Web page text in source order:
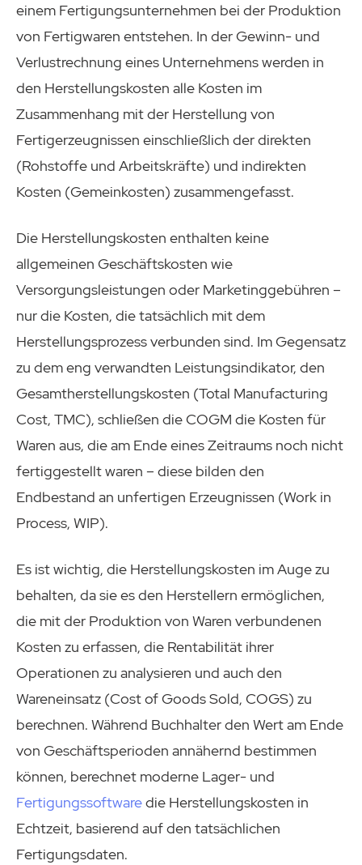
einem Fertigungsunternehmen bei der Produktion
von Fertigwaren entstehen. In der Gewinn- und
Verlustrechnung eines Unternehmens werden in
den Herstellungskosten alle Kosten im
Zusammenhang mit der Herstellung von
Fertigerzeugnissen einschließlich der direkten
(Rohstoffe und Arbeitskräfte) und indirekten
Kosten (Gemeinkosten) zusammengefasst.
Die Herstellungskosten enthalten keine
allgemeinen Geschäftskosten wie
Versorgungsleistungen oder Marketinggebühren –
nur die Kosten, die tatsächlich mit dem
Herstellungsprozess verbunden sind. Im Gegensatz
zu dem eng verwandten Leistungsindikator, den
Gesamtherstellungskosten (Total Manufacturing
Cost, TMC), schließen die COGM die Kosten für
Waren aus, die am Ende eines Zeitraums noch nicht
fertiggestellt waren – diese bilden den
Endbestand an unfertigen Erzeugnissen (Work in
Process, WIP).
Es ist wichtig, die Herstellungskosten im Auge zu
behalten, da sie es den Herstellern ermöglichen,
die mit der Produktion von Waren verbundenen
Kosten zu erfassen, die Rentabilität ihrer
Operationen zu analysieren und auch den
Wareneinsatz (Cost of Goods Sold, COGS) zu
berechnen. Während Buchhalter den Wert am Ende
von Geschäftsperioden annähernd bestimmen
können, berechnet moderne Lager- und
Fertigungssoftwaredie Herstellungskosten in
Echtzeit, basierend auf den tatsächlichen
Fertigungsdaten.